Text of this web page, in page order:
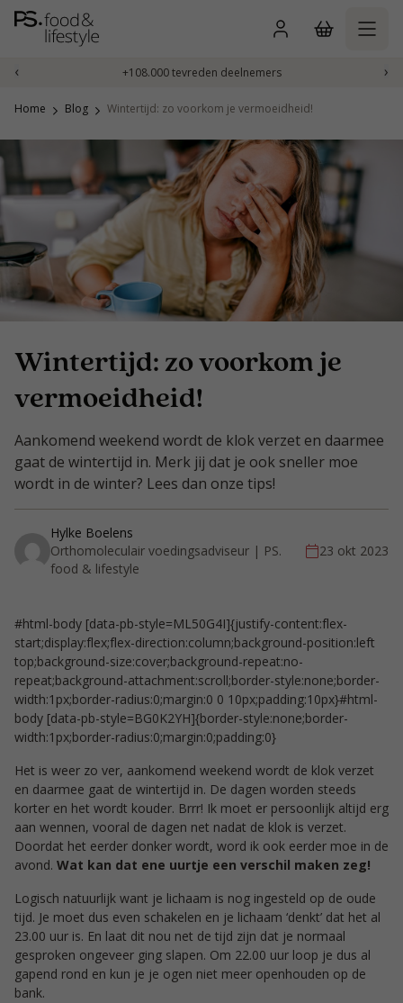
Naar
inhoud
‹ +108.000 tevreden deelnemers ›
Home Blog Wintertijd: zo voorkom je vermoeidheid!
Wintertijd: zo voorkom je
vermoeidheid!
Aankomend weekend wordt de klok verzet en daarmee
gaat de wintertijd in. Merk jij dat je ook sneller moe
wordt in de winter? Lees dan onze tips!
Hylke Boelens
Orthomoleculair voedingsadviseur | PS.
food & lifestyle
23 okt 2023
#html-body [data-pb-style=ML50G4I]{justify-content:flex-
start;display:flex;flex-direction:column;background-position:left
top;background-size:cover;background-repeat:no-
repeat;background-attachment:scroll;border-style:none;border-
width:1px;border-radius:0;margin:0 0 10px;padding:10px}#html-
body [data-pb-style=BG0K2YH]{border-style:none;border-
width:1px;border-radius:0;margin:0;padding:0}
Het is weer zo ver, aankomend weekend wordt de klok verzet
en daarmee gaat de wintertijd in. De dagen worden steeds
korter en het wordt kouder. Brrr! Ik moet er persoonlijk altijd erg
aan wennen, vooral de dagen net nadat de klok is verzet.
Doordat het eerder donker wordt, word ik ook eerder moe in de
avond. Wat kan dat ene uurtje een verschil maken zeg!
Logisch natuurlijk want je lichaam is nog ingesteld op de oude
tijd. Je moet dus even schakelen en je lichaam ‘denkt’ dat het al
23.00 uur is. En laat dit nou net de tijd zijn dat je normaal
gesproken ongeveer ging slapen. Om 22.00 uur loop je dus al
gapend rond en kun je je ogen niet meer openhouden op de
bank.